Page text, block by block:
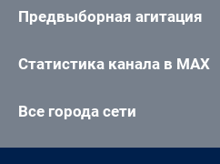
Предвыборная агитация
Статистика канала в MAX
Все города сети